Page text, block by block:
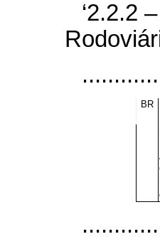
‘2.2.2
BR